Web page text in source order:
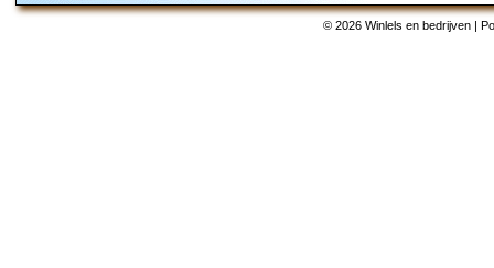
© 2026 Winlels en bedrijven |